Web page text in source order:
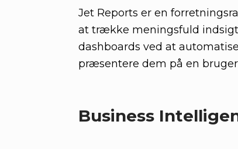
Jet Reports er en
at trække meningsfuld indsigt
dashboards ved at
præsentere dem på en
Business